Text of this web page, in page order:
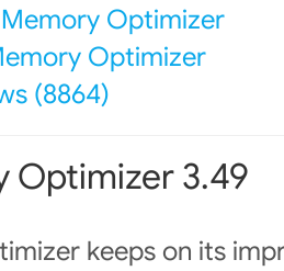
Optimizer
Optimizer
(8864)
Optimizer 3.49
keeps on its